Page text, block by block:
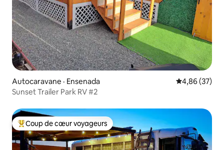
Autocaravane · Ensenada Note
4,86 (37)
Sunset Trailer Park RV #2
Coup de cœur voyageurs parmi les plus aimés
Coup de cœur voyageurs